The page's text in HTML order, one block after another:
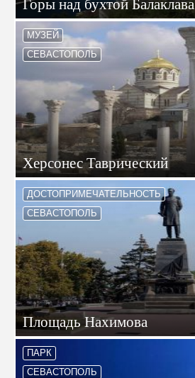
Горы над бухтой Балаклава
МУЗЕЙ
СЕВАСТОПОЛЬ
Херсонес Таврический
ДОСТОПРИМЕЧАТЕЛЬНОСТЬ
СЕВАСТОПОЛЬ
Площадь Нахимова
ПАРК
СЕВАСТОПОЛЬ